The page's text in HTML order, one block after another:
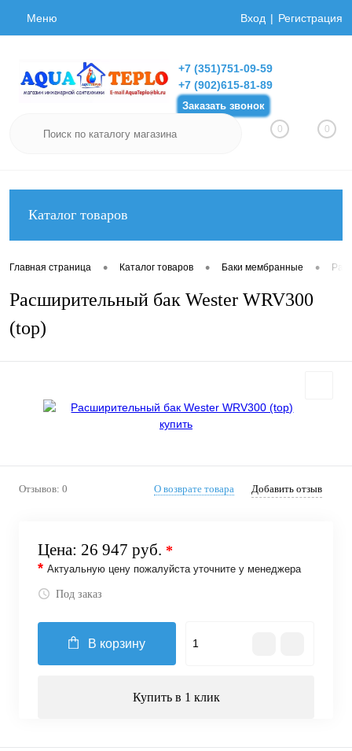
Меню Вход Регистрация
+7 (351)751-09-59
+7 (902)615-81-89
Заказать звонок
0 0
Каталог товаров
Главная страница • Каталог товаров • Баки мембранные •
Расширительный бак Wester WRV300
(top)
Отзывов: 0 О возврате товара Добавить отзыв
Цена: 26 947 руб. *
* Актуальную цену пожалуйста уточните у менеджера
Под заказ
В корзину
Купить в 1 клик